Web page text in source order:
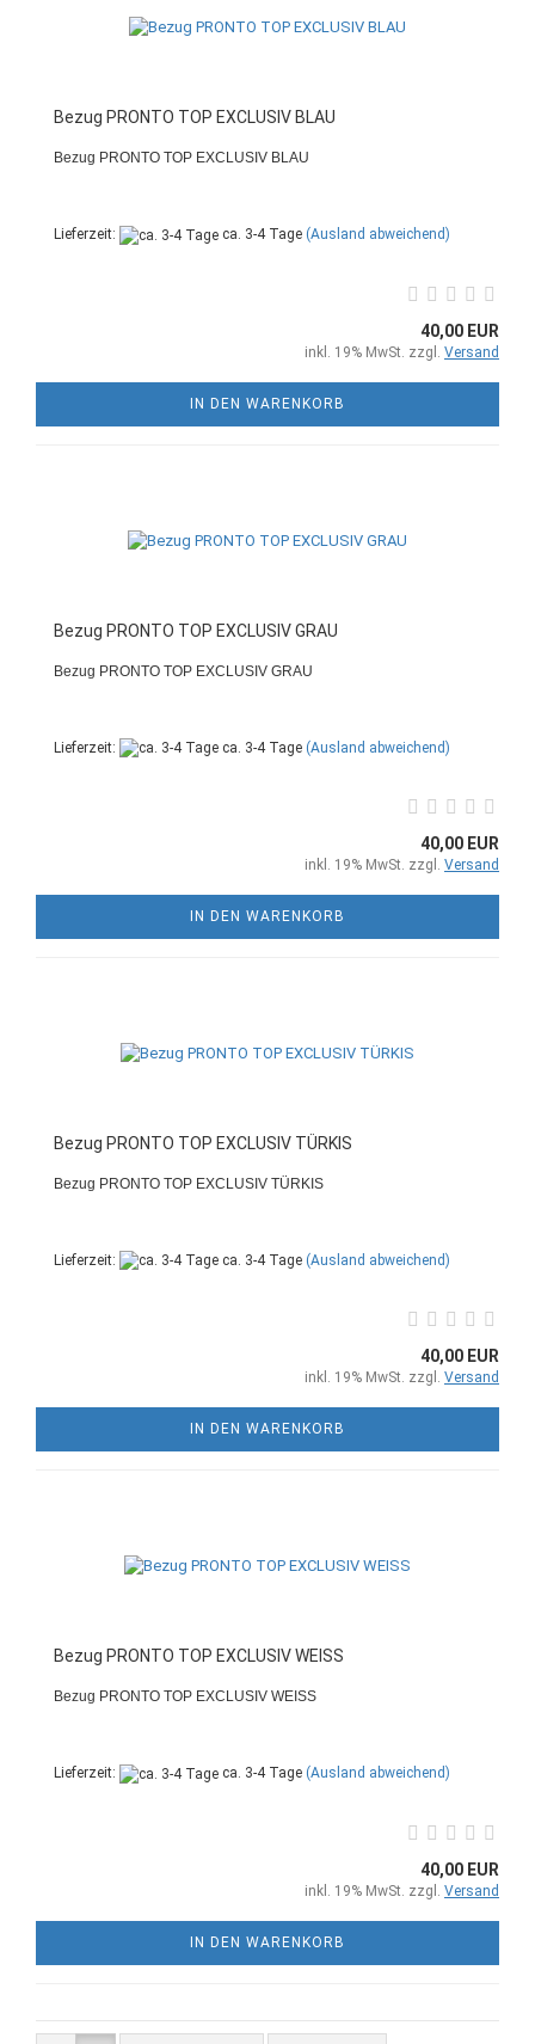
Bezug PRONTO TOP EXCLUSIV BLAU
Bezug PRONTO TOP EXCLUSIV BLAU
Lieferzeit: ca. 3-4 Tage (Ausland abweichend)
40,00 EUR
inkl. 19% MwSt. zzgl. Versand
IN DEN WARENKORB
Bezug PRONTO TOP EXCLUSIV GRAU
Bezug PRONTO TOP EXCLUSIV GRAU
Lieferzeit: ca. 3-4 Tage (Ausland abweichend)
40,00 EUR
inkl. 19% MwSt. zzgl. Versand
IN DEN WARENKORB
Bezug PRONTO TOP EXCLUSIV TÜRKIS
Bezug PRONTO TOP EXCLUSIV TÜRKIS
Lieferzeit: ca. 3-4 Tage (Ausland abweichend)
40,00 EUR
inkl. 19% MwSt. zzgl. Versand
IN DEN WARENKORB
Bezug PRONTO TOP EXCLUSIV WEISS
Bezug PRONTO TOP EXCLUSIV WEISS
Lieferzeit: ca. 3-4 Tage (Ausland abweichend)
40,00 EUR
inkl. 19% MwSt. zzgl. Versand
IN DEN WARENKORB